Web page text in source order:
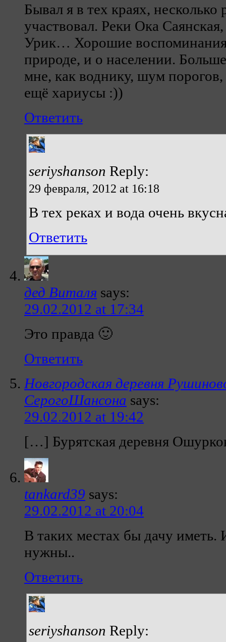
Бывал я в тех краях, несколько
участвовал. Реки Ока
Урик… Хорошие воспоминания
природе, и о населении.
мне, как воднику, шум
ещё хариусы :))
Ответить
seriyshanson Reply:
29 февраля, 2012 at 16:18
В тех реках и вода очень
Ответить
дед Виталя says:
29.02.2012 at 17:34
Это правда 🙂
Ответить
Новгородская деревня
СерогоШансона says:
29.02.2012 at 19:42
[…] Бурятская деревня
tankard39 says:
29.02.2012 at 20:04
В таких местах бы дачу иметь.
нужны..
Ответить
seriyshanson Reply: